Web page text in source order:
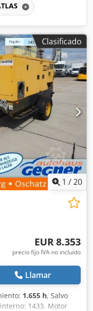
Clasificado
1 /20
EUR 8.353
precio fijo IVA no incluído
Llamar
1.655 h, Salvo
1433. Motor